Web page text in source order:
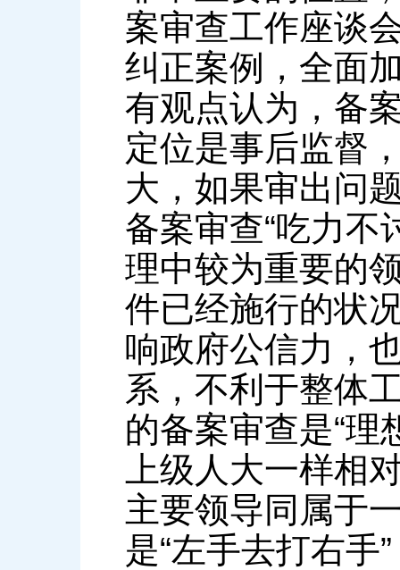
案审查工作座谈
纠正案例，全面
有观点认为，备
定位是事后监督
大，如果审出问
备案审查“吃力不
理中较为重要的
件已经施行的状
响政府公信力，
系，不利于整体
的备案审查是“理
上级人大一样相
主要领导同属于
是“左手去打右手